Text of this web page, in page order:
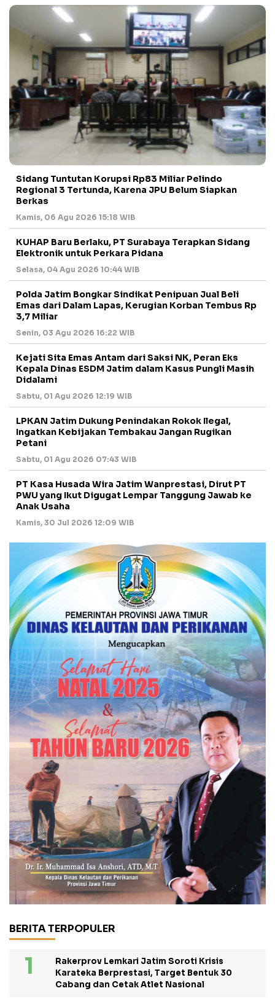
Sidang Tuntutan Korupsi Rp83 Miliar Pelindo
Regional 3 Tertunda, Karena JPU Belum Siapkan
Berkas
Kamis, 06 Agu 2026 15:18 WIB
KUHAP Baru Berlaku, PT Surabaya Terapkan Sidang
Elektronik untuk Perkara Pidana
Selasa, 04 Agu 2026 10:44 WIB
Polda Jatim Bongkar Sindikat Penipuan Jual Beli
Emas dari Dalam Lapas, Kerugian Korban Tembus Rp
3,7 Miliar
Senin, 03 Agu 2026 16:22 WIB
Kejati Sita Emas Antam dari Saksi NK, Peran Eks
Kepala Dinas ESDM Jatim dalam Kasus Pungli Masih
Didalami
Sabtu, 01 Agu 2026 12:19 WIB
LPKAN Jatim Dukung Penindakan Rokok Ilegal,
Ingatkan Kebijakan Tembakau Jangan Rugikan
Petani
Sabtu, 01 Agu 2026 07:43 WIB
PT Kasa Husada Wira Jatim Wanprestasi, Dirut PT
PWU yang Ikut Digugat Lempar Tanggung Jawab ke
Anak Usaha
Kamis, 30 Jul 2026 12:09 WIB
BERITA TERPOPULER
Rakerprov Lemkari Jatim Soroti Krisis
Karateka Berprestasi, Target Bentuk 30
Cabang dan Cetak Atlet Nasional